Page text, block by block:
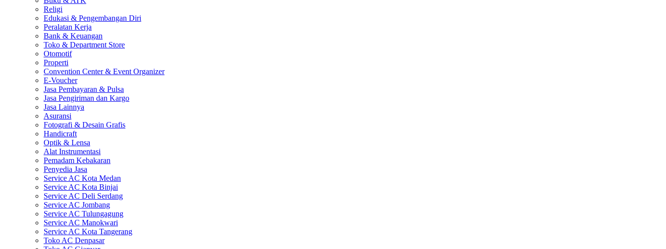
Religi
Edukasi & Pengembangan Diri
Peralatan Kerja
Bank & Keuangan
Toko & Department Store
Otomotif
Properti
Convention Center & Event Organizer
E-Voucher
Jasa Pembayaran & Pulsa
Jasa Pengiriman dan Kargo
Jasa Lainnya
Asuransi
Fotografi & Desain Grafis
Handicraft
Optik & Lensa
Alat Instrumentasi
Pemadam Kebakaran
Penyedia Jasa
Service AC Kota Medan
Service AC Kota Binjai
Service AC Deli Serdang
Service AC Jombang
Service AC Tulungagung
Service AC Manokwari
Service AC Kota Tangerang
Toko AC Denpasar